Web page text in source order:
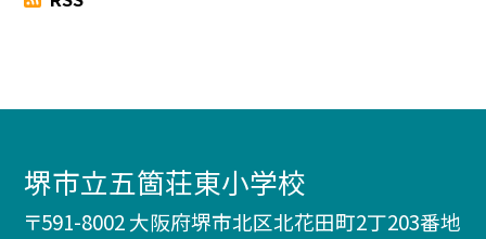
堺市立五箇荘東小学校
〒591-8002 大阪府堺市北区北花田町2丁203番地